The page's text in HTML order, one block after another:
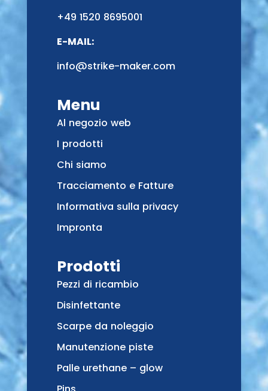
+49 1520 8695001
E-MAIL:
info@strike-maker.com
Menu
Al negozio web
I prodotti
Chi siamo
Tracciamento e Fatture
Informativa sulla privacy
Impronta
Prodotti
Pezzi di ricambio
Disinfettante
Scarpe da noleggio
Manutenzione piste
Palle urethane – glow